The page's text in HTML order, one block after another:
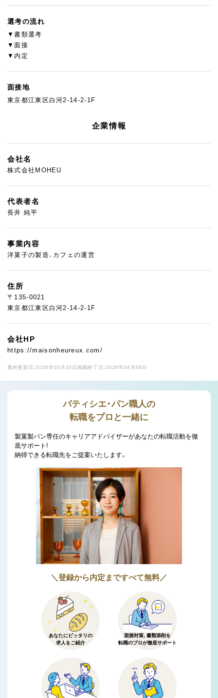
選考の流れ
▼書類選考
▼面接
▼内定
面接地
東京都江東区白河2-14-2-1F
企業情報
会社名
株式会社MOHEU
代表者名
長井 純平
事業内容
洋菓子の製造、カフェの運営
住所
〒135-0021
東京都江東区白河2-14-2-1F
会社HP
https://maisonheureux.com/
最終更新日：2026年03月23日 掲載終了日：2026年04月08日
パティシエ・パン職人の
転職をプロと一緒に
製菓製パン専任のキャリアアドバイザーがあなたの転職活動を徹
底サポート!
納得できる転職先をご提案いたします。
＼登録から内定まですべて無料／
あなたにピッタリの
求人をご紹介
面接対策、書類添削を
転職のプロが徹底サポート